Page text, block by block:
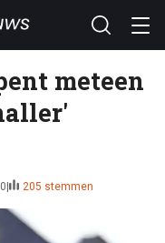
meteen
205 stemmen